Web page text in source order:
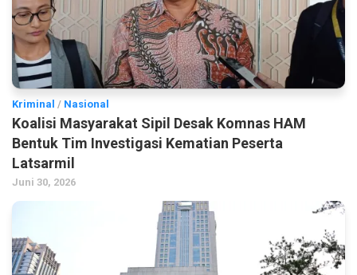
Kriminal / Nasional
Koalisi Masyarakat Sipil Desak Komnas HAM
Bentuk Tim Investigasi Kematian Peserta
Latsarmil
Juni 30, 2026